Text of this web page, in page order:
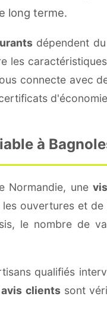
long terme.
dépendent
les
connecte avec
à
Normandie, une
ouvertures et
le nombre de
qualifiés
avis clientssont